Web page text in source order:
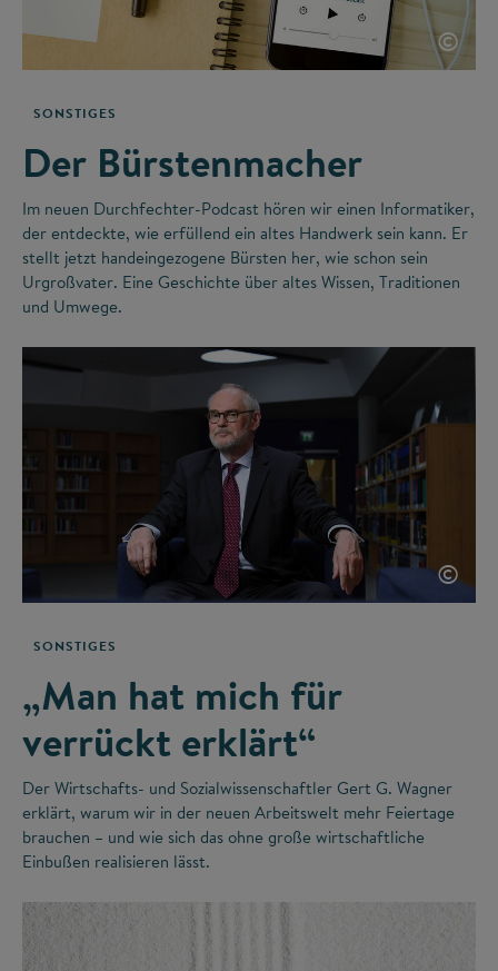
©
SONSTIGES
Der Bürstenmacher
Im neuen Durchfechter-Podcast hören wir einen Informatiker,
der entdeckte, wie erfüllend ein altes Handwerk sein kann. Er
stellt jetzt handeingezogene Bürsten her, wie schon sein
Urgroßvater. Eine Geschichte über altes Wissen, Traditionen
und Umwege.
©
SONSTIGES
„Man hat mich für
verrückt erklärt“
Der Wirtschafts- und Sozialwissenschaftler Gert G. Wagner
erklärt, warum wir in der neuen Arbeitswelt mehr Feiertage
brauchen – und wie sich das ohne große wirtschaftliche
Einbußen realisieren lässt.